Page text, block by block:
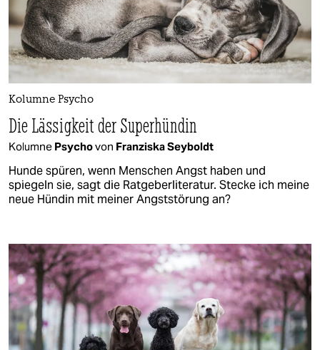
Kolumne Psycho
Die Lässigkeit der Superhündin
Kolumne Psychovon Franziska Seyboldt
Hunde spüren, wenn Menschen Angst haben und
spiegeln sie, sagt die Ratgeberliteratur. Stecke ich meine
neue Hündin mit meiner Angststörung an?